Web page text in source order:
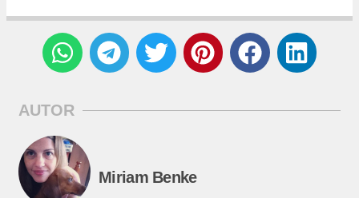
AUTOR
Miriam Benke